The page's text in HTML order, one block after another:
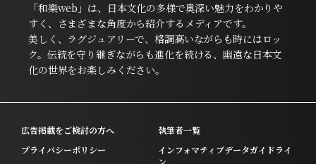
「和樂web」は、日本文化の多様で奥深い魅力をわかりや
すく、さまざまな角度から紹介するメディアです。
美しく、ラグジュアリーで、格調高いながらも時にはロッ
ク。伝統を守り継ぎながらも進化を続ける、幽遠な日本文
化の世界をお楽しみください。
広告掲載をご検討の方へ
執筆者一覧
プライバシーポリシー
インフォマティブデータガイドライ